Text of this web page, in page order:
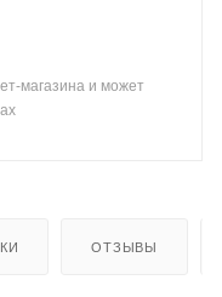
магазина и может
ОТЗЫВЫ